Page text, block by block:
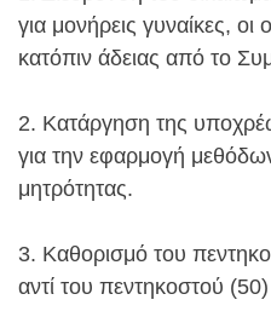
για μονήρεις γυναίκες,
κατόπιν άδειας από το
2. Κατάργηση της
για την εφαρμογή
μητρότητας.
3. Καθορισμό του
αντί του πεντηκοστού